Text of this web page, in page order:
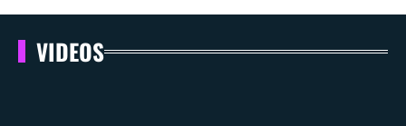
VIDEOS